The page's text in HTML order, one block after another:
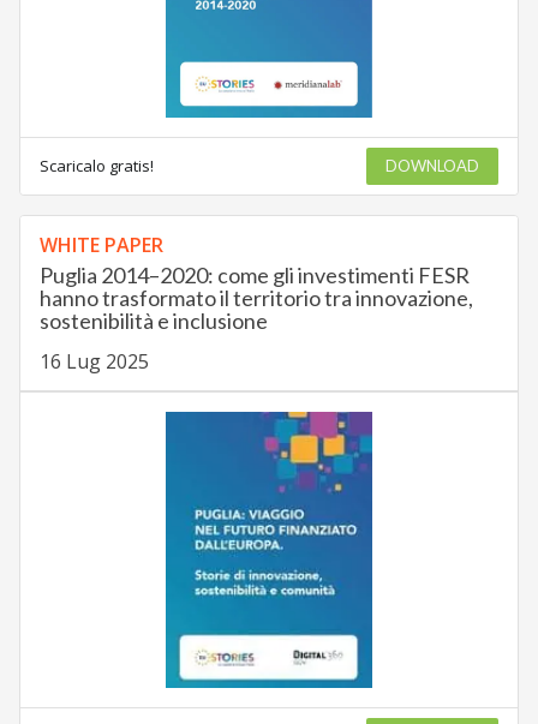
Scaricalo gratis! DOWNLOAD
WHITE PAPER
Puglia 2014–2020: come gli investimenti FESR
hanno trasformato il territorio tra innovazione,
sostenibilità e inclusione
16 Lug 2025